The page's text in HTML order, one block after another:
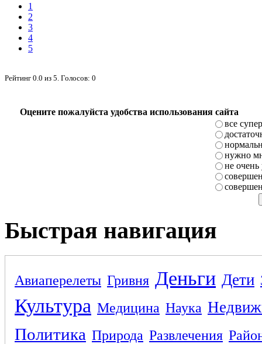
1
2
3
4
5
Рейтинг 0.0 из 5 . Голосов: 0
Оцените пожалуйста удобства использования сайта
все супер
нужно
не очень
Быстрая навигация
Авиаперелеты Гривня Деньги Дети
Культура Медицина Наука
Политика Природа Развлечения